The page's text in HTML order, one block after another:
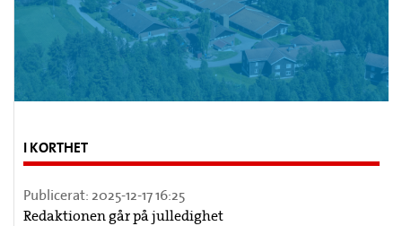
I KORTHET
Publicerat: 2025-12-17 16:25
Redaktionen går på julledighet